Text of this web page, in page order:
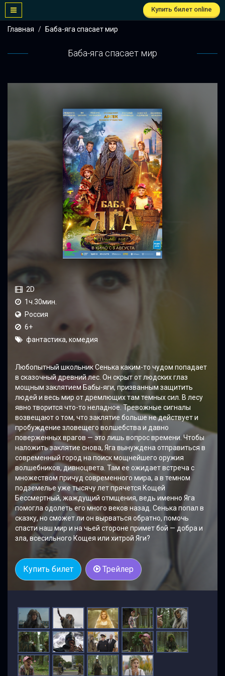
Купить билет online
Главная Баба-яга спасает мир
Баба-яга спасает мир
2D
1ч.30мин.
Россия
6+
фантастика, комедия
Любопытный школьник Сенька каким-то чудом попадает
в сказочный древний лес. Он скрыт от людских глаз
мощным заклятием Бабы-яги, призванным защитить
людей и весь мир от дремлющих там темных сил. В лесу
явно творится что-то неладное. Тревожные сигналы
возвещают о том, что заклятие больше не действует и
пробуждение зловещего волшебства и давно
поверженных врагов — это лишь вопрос времени. Чтобы
наложить заклятие снова, Яга вынуждена отправиться в
современный город на поиск мощнейшего оружия
волшебников, дивноцвета. Там ее ожидает встреча с
множеством причуд современного мира, а в темном
подземелье уже тысячу лет прячется Кощей
Бессмертный, жаждущий отмщения, ведь именно Яга
помогла одолеть его много веков назад. Сенька попал в
сказку, но сможет ли он вырваться обратно, помочь
спасти наш мир и на чьей стороне примет бой — добра и
зла, всесильного Кощея или хитрой Яги?
Купить билет Трейлер